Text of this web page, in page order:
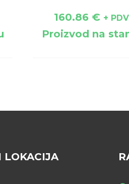
160.86 € + PDV
Proizvod na
LOKACIJA